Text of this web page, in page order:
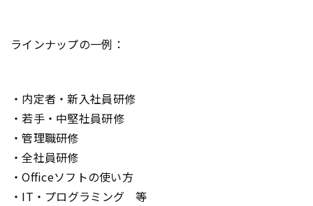
ラインナップの一例：
・内定者・新入社員研修
・若手・中堅社員研修
・管理職研修
・全社員研修
・Officeソフトの使い方
・IT・プログラミング 等